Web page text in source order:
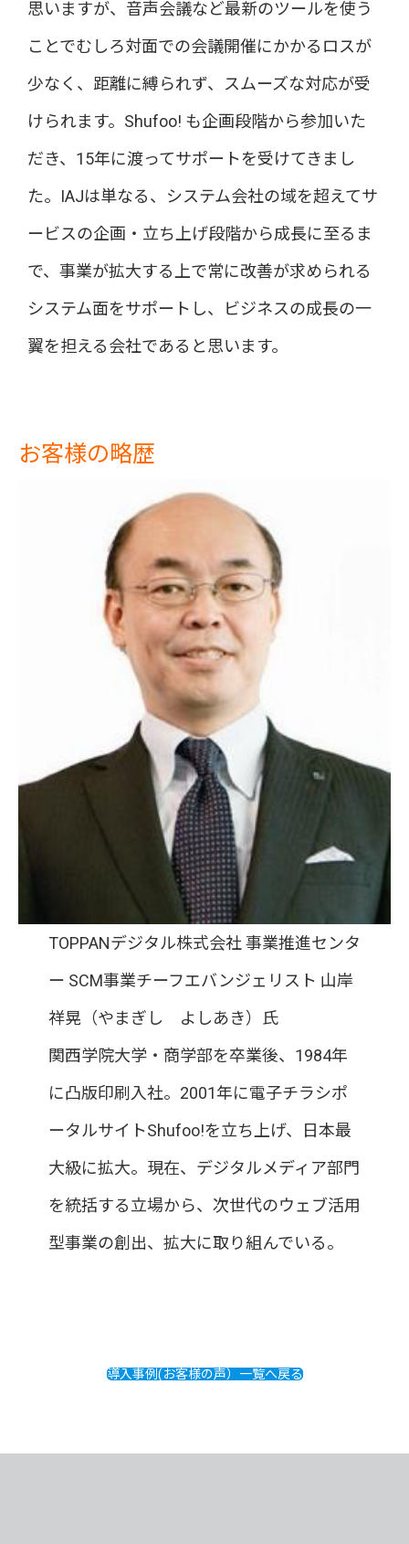
思いますが、音声会議など最新のツールを使う
ことでむしろ対面での会議開催にかかるロスが
少なく、距離に縛られず、スムーズな対応が受
けられます。Shufoo! も企画段階から参加いた
だき、15年に渡ってサポートを受けてきまし
た。IAJは単なる、システム会社の域を超えてサ
ービスの企画・立ち上げ段階から成長に至るま
で、事業が拡大する上で常に改善が求められる
システム面をサポートし、ビジネスの成長の一
翼を担える会社であると思います。
お客様の略歴
TOPPANデジタル株式会社 事業推進センタ
ー SCM事業チーフエバンジェリスト 山岸
祥晃（やまぎし よしあき）氏
関西学院大学・商学部を卒業後、1984年
に凸版印刷入社。2001年に電子チラシポ
ータルサイトShufoo!を立ち上げ、日本最
大級に拡大。現在、デジタルメディア部門
を統括する立場から、次世代のウェブ活用
型事業の創出、拡大に取り組んでいる。
導入事例(お客様の声）一覧へ戻る